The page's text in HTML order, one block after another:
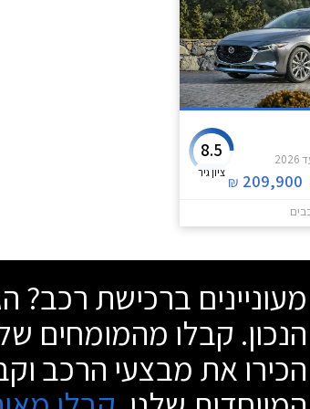
2026
209,900
₪
8.5
ציון גיר
מעוניינים ברכישת
הנכון. קבלו מהמומחים
הכירו את מבצעי הרכב